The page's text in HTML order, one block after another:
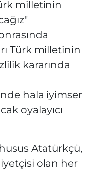
milletinin
Türk milletinin
kararında
hala iyimser
oyalayıcı
Atatürkçü,
olan her